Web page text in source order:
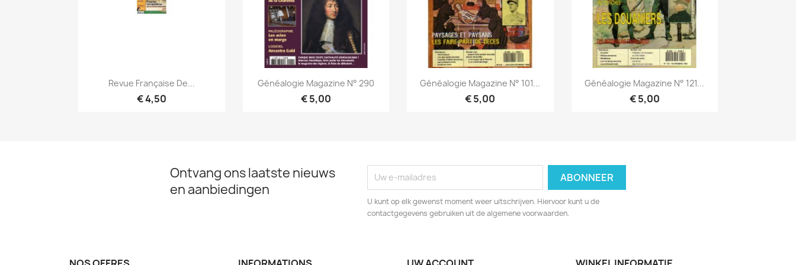
Snel bekijken
Revue Française De...
€ 4,50
Snel bekijken
Généalogie Magazine N° 290
€ 5,00
Snel bekijken
Généalogie Magazine N° 101...
€ 5,00
Snel bekijken
Généalogie Magazine N° 121...
€ 5,00
Ontvang ons laatste nieuws
en aanbiedingen
U kunt op elk gewenst moment weer uitschrijven. Hiervoor kunt u de
contactgegevens gebruiken uit de algemene voorwaarden.